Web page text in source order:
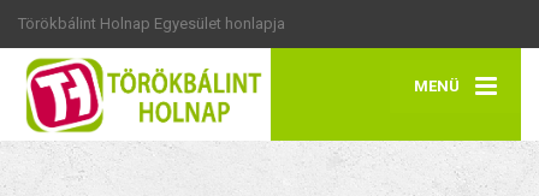
Törökbálint Holnap Egyesület honlapja
MENÜ